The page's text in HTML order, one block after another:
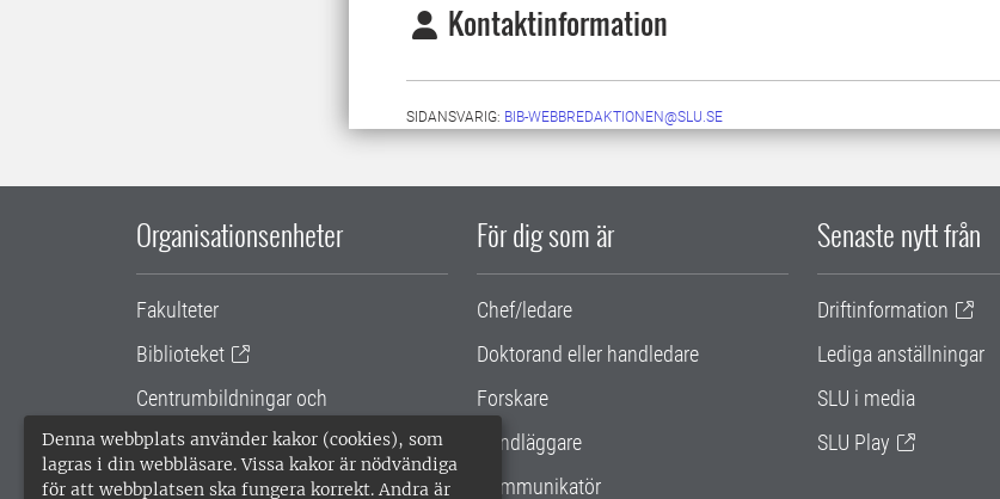
Denna webbplats använder kakor (cookies), som
lagras i din webbläsare. Vissa kakor är nödvändiga
för att webbplatsen ska fungera korrekt. Andra är
Kontaktinformation
SIDANSVARIG: BIB-WEBBREDAKTIONEN@SLU.SE
Organisationsenheter
Fakulteter
Biblioteket
Centrumbildningar och
samarbetsprojekt
Gemensamma verksamhetsstödet
För dig som är
Chef/ledare
Doktorand eller handledare
Forskare
Handläggare
Kommunikatör
Senaste nytt från
Driftinformation
Lediga anställningar
SLU i media
SLU Play